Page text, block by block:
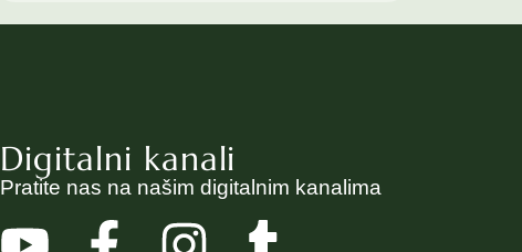
Digitalni kanali
Pratite nas na našim digitalnim kanalima